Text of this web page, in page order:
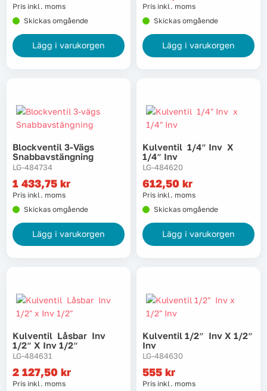
Om oss Kontakta oss
Pris inkl. moms
Skickas omgående
Lägg i varukorgen
Pris inkl. moms
Skickas omgående
Lägg i varukorgen
Blockventil 3-Vägs
Snabbavstängning
LG-484734
1 433,75 kr
Pris inkl. moms
Skickas omgående
Lägg i varukorgen
Kulventil 1/4″ Inv X
1/4″ Inv
LG-484620
612,50 kr
Pris inkl. moms
Skickas omgående
Lägg i varukorgen
Kulventil Låsbar Inv
1/2″ X Inv 1/2″
LG-484631
2 127,50 kr
Pris inkl. moms
Kulventil 1/2″ Inv X 1/2″
Inv
LG-484630
555 kr
Pris inkl. moms